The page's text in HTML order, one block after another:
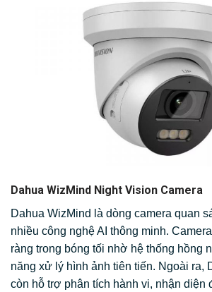
Dahua WizMind Night Vision Camera
Dahua WizMind là dòng camera quan
nhiều công nghệ AI thông minh.
ràng trong bóng tối nhờ hệ thống hồng
năng xử lý hình ảnh tiên tiến. Ngoài ra,
còn hỗ trợ phân tích hành vi, nhận diện